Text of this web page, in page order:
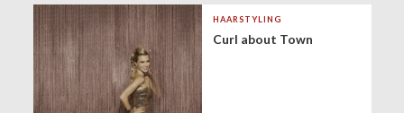
HAARSTYLING
Curl about Town